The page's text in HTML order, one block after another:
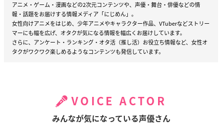
アニメ・ゲーム・漫画などの2次元コンテンツや、声優・舞台・俳優などの情
報・話題をお届けする情報メディア「にじめん」。
女性向けアニメをはじめ、少年アニメやキャラクター作品、VTuberなどストリー
マーにも幅を広げ、オタクが気になる情報を幅広くお届けしています。
さらに、アンケート・ランキング・オタ活（推し活）お役立ち情報など、女性オ
タクがワクワク楽しめるようなコンテンツも発信しています。
VOICE ACTOR
みんなが気になっている声優さん